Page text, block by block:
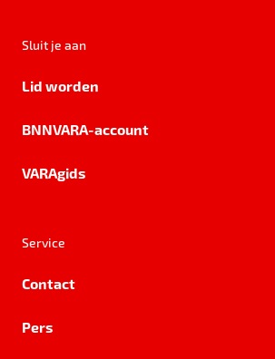
Sluit je aan
Lid worden
BNNVARA-account
VARAgids
Service
Contact
Pers